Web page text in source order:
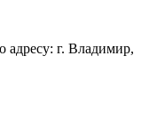
адресу: г. Владимир,